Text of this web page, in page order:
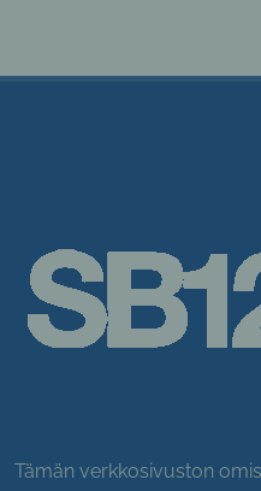
Tämän verkkosivuston